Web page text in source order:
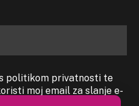
politikom privatnosti te
moj email za slanje e-